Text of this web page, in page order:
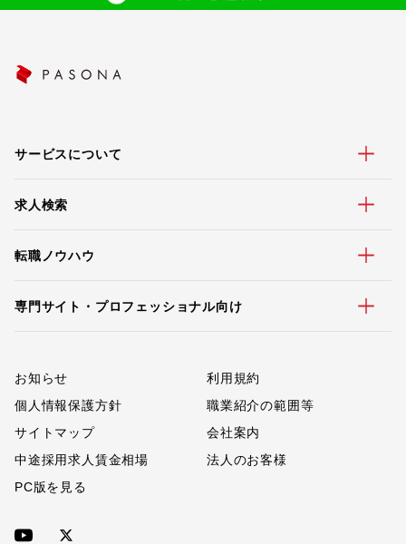
サービスについて
求人検索
転職ノウハウ
専門サイト・プロフェッショナル向け
お知らせ
利用規約
個人情報保護方針
職業紹介の範囲等
サイトマップ
会社案内
中途採用求人賃金相場
法人のお客様
PC版を見る